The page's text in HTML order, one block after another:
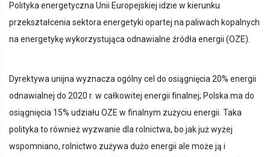
Polityka energetyczna Unii Europejskiej idzie w kierunku
przekształcenia sektora energetyki opartej na paliwach kopalnych
na energetykę wykorzystująca odnawialne źródła energii (OZE).
Dyrektywa unijna wyznacza ogólny cel do osiągnięcia 20% energii
odnawialnej do 2020 r. w całkowitej energii finalnej; Polska ma do
osiągnięcia 15% udziału OZE w finalnym zużyciu energii. Taka
polityka to również wyzwanie dla rolnictwa, bo jak już wyżej
wspomniano, rolnictwo zużywa dużo energii ale może ją i